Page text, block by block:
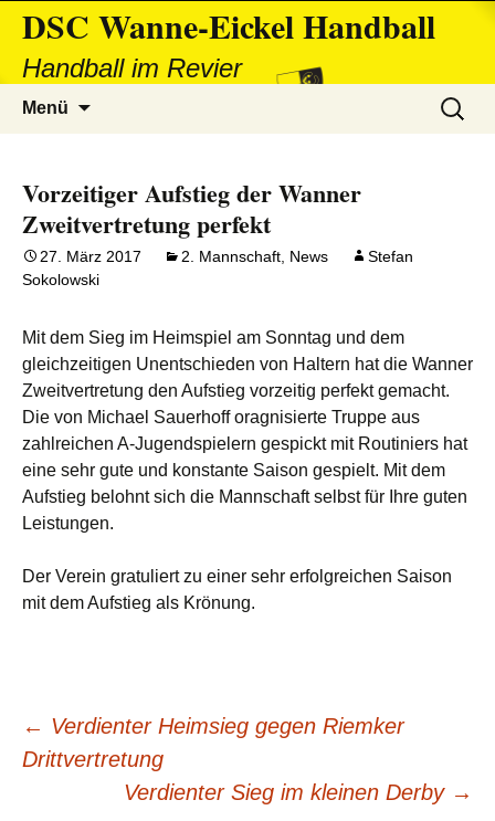
DSC Wanne-Eickel Handball
Handball im Revier
Menü
Suchen
nach:
Vorzeitiger Aufstieg der Wanner
Zweitvertretung perfekt
27. März 2017 2. Mannschaft News
Stefan
Sokolowski
Mit dem Sieg im Heimspiel am Sonntag und dem
gleichzeitigen Unentschieden von Haltern hat die Wanner
Zweitvertretung den Aufstieg vorzeitig perfekt gemacht.
Die von Michael Sauerhoff oragnisierte Truppe aus
zahlreichen A-Jugendspielern gespickt mit Routiniers hat
eine sehr gute und konstante Saison gespielt. Mit dem
Aufstieg belohnt sich die Mannschaft selbst für Ihre guten
Leistungen.
Der Verein gratuliert zu einer sehr erfolgreichen Saison
mit dem Aufstieg als Krönung.
Beitragsnavigation
← Verdienter Heimsieg gegen Riemker
Drittvertretung
Verdienter Sieg im kleinen Derby →